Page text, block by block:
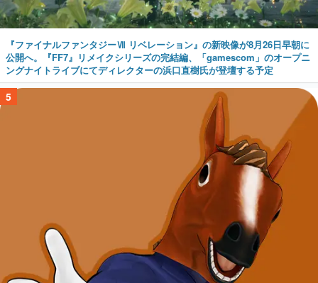
『ファイナルファンタジーⅦ リベレーション』の新映像が8月26日早朝に
公開へ。『FF7』リメイクシリーズの完結編、「gamescom」のオープニ
ングナイトライブにてディレクターの浜口直樹氏が登壇する予定
5